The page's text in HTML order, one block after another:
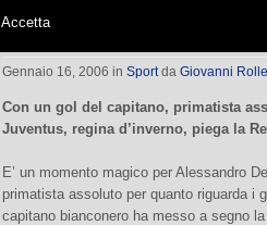
Continua la favola di Alex Del Piero
Gennaio 16, 2006 in Sportda Giovanni Rolle
Con un gol del capitano, primatista
Juventus, regina d’inverno, piega la
E’ un momento magico per Alessandro
primatista assoluto per quanto riguarda i
capitano bianconero ha messo a segno
Accetta